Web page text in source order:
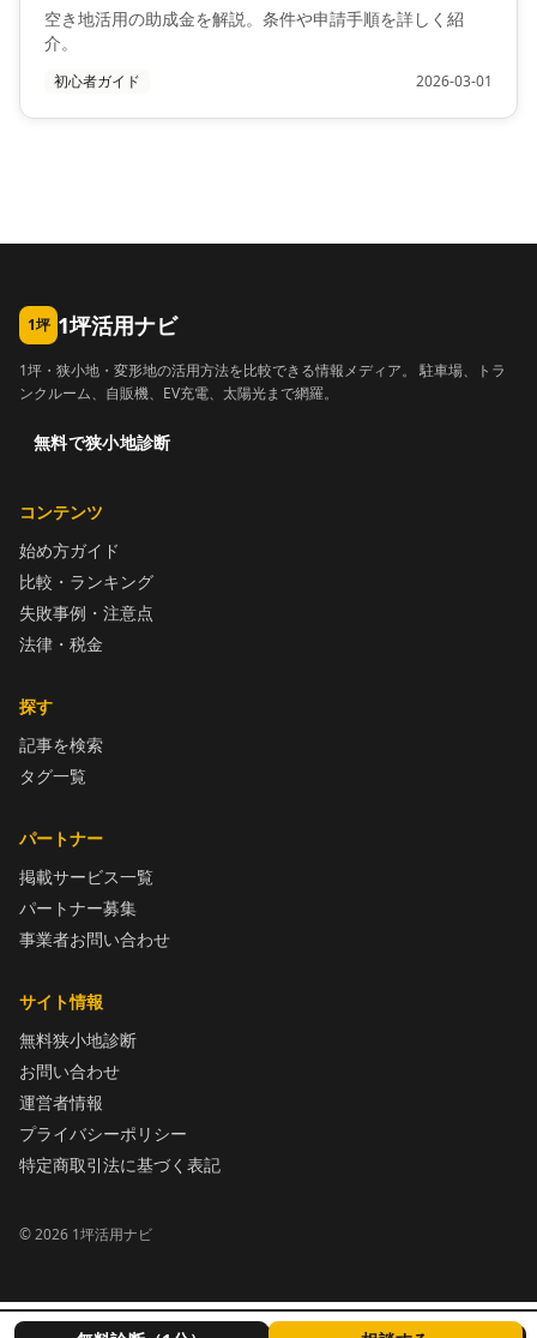
空き地活用の助成金を解説。条件や申請手順を詳しく紹
介。
初心者ガイド 2026-03-01
1坪 1坪活用ナビ
1坪・狭小地・変形地の活用方法を比較できる情報メディア。 駐車場、トラ
ンクルーム、自販機、EV充電、太陽光まで網羅。
無料で狭小地診断
コンテンツ
始め方ガイド
比較・ランキング
失敗事例・注意点
法律・税金
探す
記事を検索
タグ一覧
パートナー
掲載サービス一覧
パートナー募集
事業者お問い合わせ
サイト情報
無料狭小地診断
お問い合わせ
運営者情報
プライバシーポリシー
特定商取引法に基づく表記
©2026 1坪活用ナビ